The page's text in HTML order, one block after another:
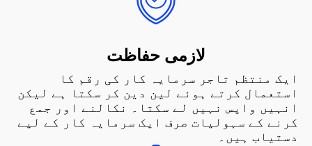
لازمی حفاظت
ایک منتظم تاجر سرمایہ کار کی رقم کا
استعمال کرتے ہوئے لین دین کر سکتا ہے لیکن
انہیں واپس نہیں لے سکتا۔ نکالنے اور جمع
کرنے کے سہولیات صرف ایک سرمایہ کار کے لیے
دستیاب ہیں۔